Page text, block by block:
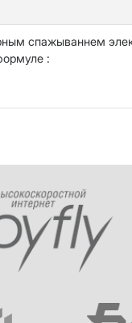
спажываннем
: